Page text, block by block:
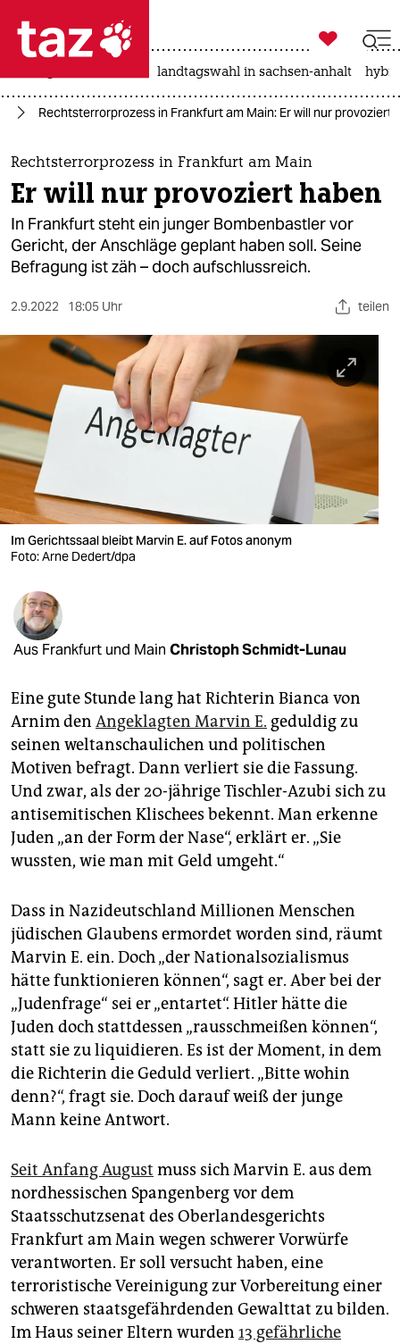
 taz zahl ich
taz zahl ich
themen
politik
öko
gesellschaft
berlin
nord
wahrheit
verlag
verlag
veranstaltungen
shop
unterstützen
abo
genossenschaft
epaper login

taz zahl ich
landtagswahl in sachsen-anhalt
Rechtsterrorprozess in Frankfurt am Main: Er will nur provoziert
Rechtsterrorprozess in Frankfurt am Main
Er will nur provoziert haben
In Frankfurt steht ein junger Bombenbastler vor
Gericht, der Anschläge geplant haben soll. Seine
Befragung ist zäh – doch aufschlussreich.
2.9.2022 18:05 Uhr teilen
Im Gerichtssaal bleibt Marvin E. auf Fotos anonym
Foto: Arne Dedert/dpa
Aus Frankfurt und Main Christoph Schmidt-Lunau
Eine gute Stunde lang hat Richterin Bianca von
Arnim den Angeklagten Marvin E. geduldig zu
seinen weltanschaulichen und politischen
Motiven befragt. Dann verliert sie die Fassung.
Und zwar, als der 20-jährige Tischler-Azubi sich zu
antisemitischen Klischees bekennt. Man erkenne
Juden „an der Form der Nase“, erklärt er. „Sie
wussten, wie man mit Geld umgeht.“
Dass in Nazideutschland Millionen Menschen
jüdischen Glaubens ermordet worden sind, räumt
Marvin E. ein. Doch „der Nationalsozialismus
hätte funktionieren können“, sagt er. Aber bei der
„Judenfrage“ sei er „entartet“. Hitler hätte die
Juden doch stattdessen „rausschmeißen können“,
statt sie zu liquidieren. Es ist der Moment, in dem
die Richterin die Geduld verliert. „Bitte wohin
denn?“, fragt sie. Doch darauf weiß der junge
Mann keine Antwort.
Seit Anfang August muss sich Marvin E. aus dem
nordhessischen Spangenberg vor dem
Staatsschutzsenat des Oberlandesgerichts
Frankfurt am Main wegen schwerer Vorwürfe
verantworten. Er soll versucht haben, eine
terroristische Vereinigung zur Vorbereitung einer
schweren staatsgefährdenden Gewalttat zu bilden.
Im Haus seiner Eltern wurden 13 gefährliche